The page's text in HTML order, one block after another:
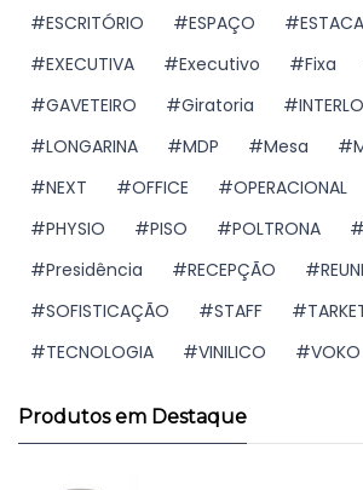
ESCRITÓRIO
ESPAÇO
EXECUTIVA
Executivo Fixa
GAVETEIRO
Giratoria
LONGARINA
MDP Mesa
NEXT
OFFICE OPERACIONAL
PHYSIO
PISO POLTRONA
Presidência
RECEPÇÃO
SOFISTICAÇÃO
STAFF
TECNOLOGIA
VINILICO VOKO
Produtos em Destaque